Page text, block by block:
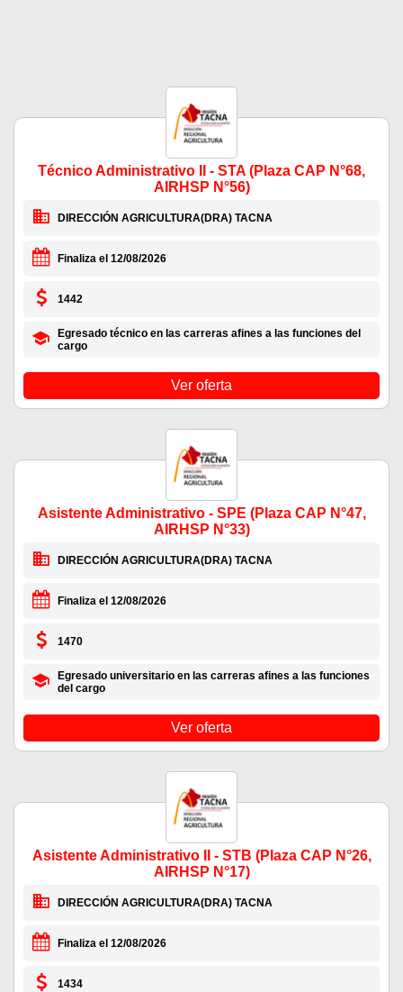
Técnico Administrativo II - STA (Plaza CAP N°68,
AIRHSP N°56)
DIRECCIÓN AGRICULTURA(DRA) TACNA
Finaliza el 12/08/2026
1442
Egresado técnico en las carreras afines a las funciones del
cargo
Ver oferta
Asistente Administrativo - SPE (Plaza CAP N°47,
AIRHSP N°33)
DIRECCIÓN AGRICULTURA(DRA) TACNA
Finaliza el 12/08/2026
1470
Egresado universitario en las carreras afines a las funciones
del cargo
Ver oferta
Asistente Administrativo II - STB (Plaza CAP N°26,
AIRHSP N°17)
DIRECCIÓN AGRICULTURA(DRA) TACNA
Finaliza el 12/08/2026
1434